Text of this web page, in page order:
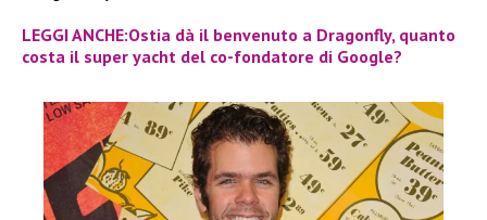
LEGGI ANCHE:Ostia dà il benvenuto a Dragonfly, quanto
costa il super yacht del co-fondatore di Google?